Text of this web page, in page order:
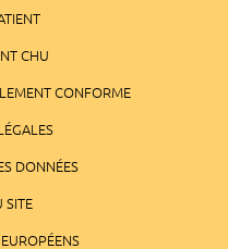
CHU
CONFORME
DONNÉES
SITE